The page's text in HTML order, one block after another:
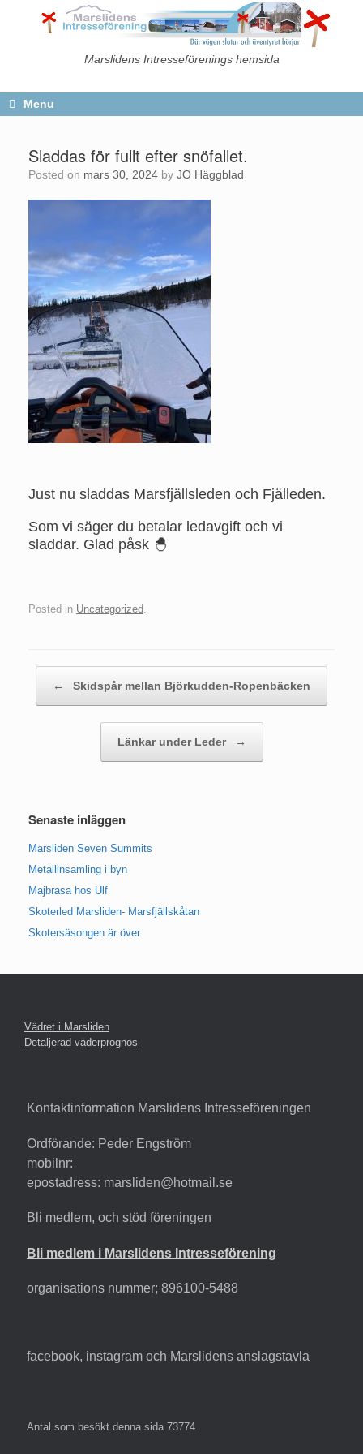
Marslidens Intresseförenings hemsida
Menu
Sladdas för fullt efter snöfallet.
Posted on mars 30, 2024 by JO Häggblad
Just nu sladdas Marsfjällsleden och Fjälleden.
Som vi säger du betalar ledavgift och vi
sladdar. Glad påsk 🐣
Posted in Uncategorized.
← Skidspår mellan Björkudden-Ropenbäcken
Länkar under Leder →
Senaste inläggen
Marsliden Seven Summits
Metallinsamling i byn
Majbrasa hos Ulf
Skoterled Marsliden- Marsfjällskåtan
Skotersäsongen är över
Vädret i Marsliden
Detaljerad väderprognos
Kontaktinformation Marslidens Intresseföreningen
Ordförande: Peder Engström
mobilnr:
epostadress: marsliden@hotmail.se
Bli medlem, och stöd föreningen
Bli medlem i Marslidens Intresseförening
organisations nummer; 896100-5488
facebook, instagram och Marslidens anslagstavla
Antal som besökt denna sida 73774